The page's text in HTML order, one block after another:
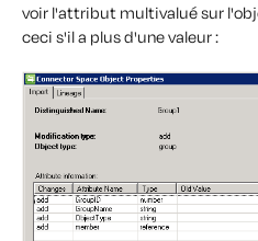
voir l'attribut multivalué sur
ceci s'il a plus d'une valeur :